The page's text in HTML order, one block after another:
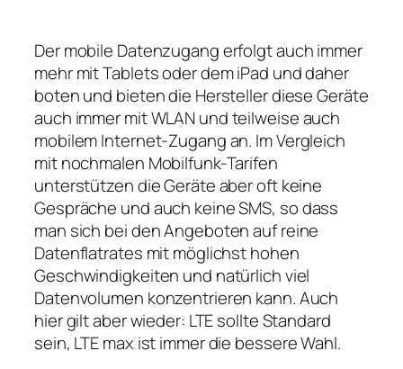
Der mobile Datenzugang erfolgt auch immer
mehr mit Tablets oder dem iPad und daher
boten und bieten die Hersteller diese Geräte
auch immer mit WLAN und teilweise auch
mobilem Internet-Zugang an. Im Vergleich
mit nochmalen Mobilfunk-Tarifen
unterstützen die Geräte aber oft keine
Gespräche und auch keine SMS, so dass
man sich bei den Angeboten auf reine
Datenflatrates mit möglichst hohen
Geschwindigkeiten und natürlich viel
Datenvolumen konzentrieren kann. Auch
hier gilt aber wieder: LTE sollte Standard
sein, LTE max ist immer die bessere Wahl.